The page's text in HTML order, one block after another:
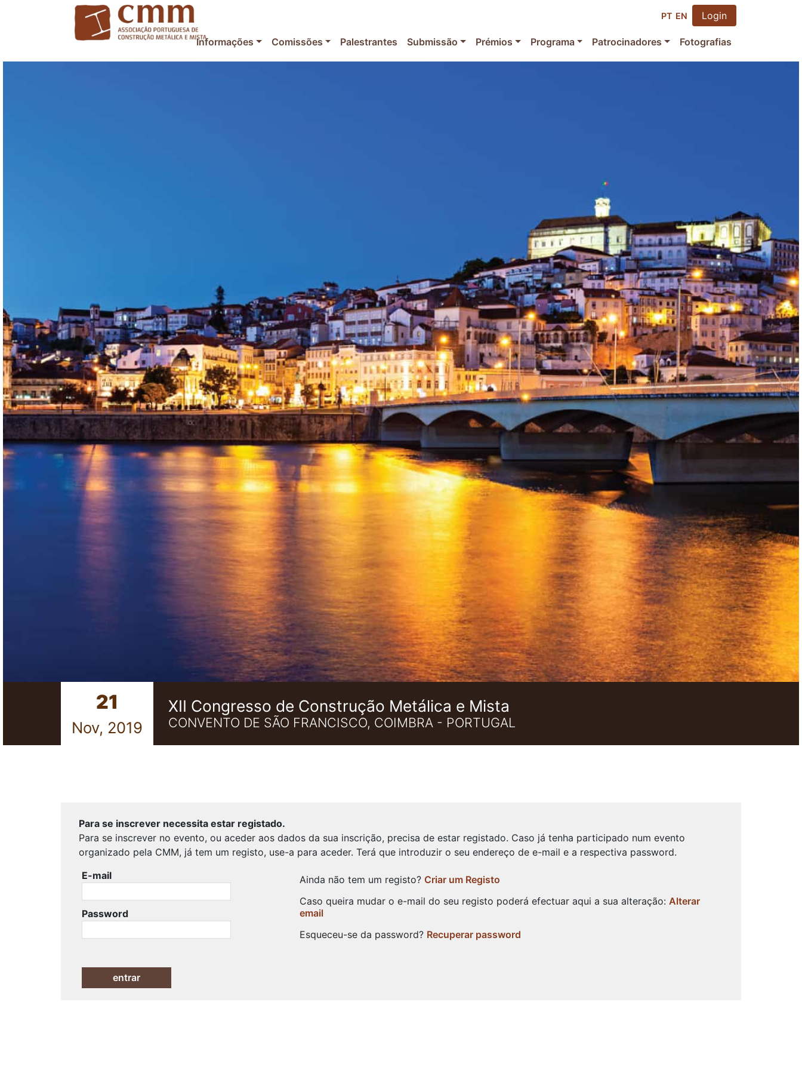
PT EN Login
Informações Comissões Palestrantes Submissão Prémios Programa Patrocinadores Fotografias
21
Nov, 2019
XII Congresso de Construção Metálica e Mista
CONVENTO DE SÃO FRANCISCO, COIMBRA - PORTUGAL
Para se inscrever necessita estar registado.
Para se inscrever no evento, ou aceder aos dados da sua inscrição, precisa de estar registado. Caso já tenha participado num evento
organizado pela CMM, já tem um registo, use-a para aceder. Terá que introduzir o seu endereço de e-mail e a respectiva password.
E-mail
Password
entrar
Ainda não tem um registo? Criar um Registo
Caso queira mudar o e-mail do seu registo poderá efectuar aqui a sua alteração: Alterar
email
Esqueceu-se da password? Recuperar password